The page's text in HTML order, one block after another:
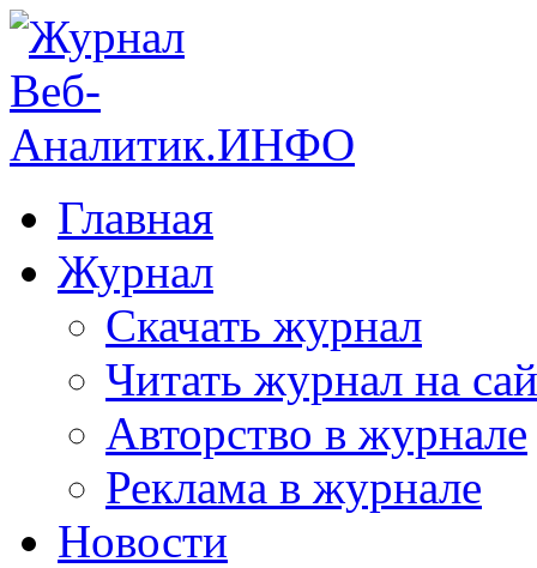
Главная
Журнал
Скачать журнал
Читать журнал на
Авторство в журнале
Реклама в журнале
Новости